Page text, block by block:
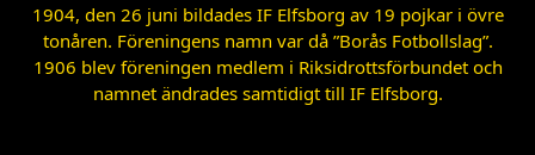
1904, den 26 juni bildades IF Elfsborg av 19 pojkar i övre
tonåren. Föreningens namn var då ”Borås Fotbollslag”.
1906 blev föreningen medlem i Riksidrottsförbundet och
namnet ändrades samtidigt till IF Elfsborg.